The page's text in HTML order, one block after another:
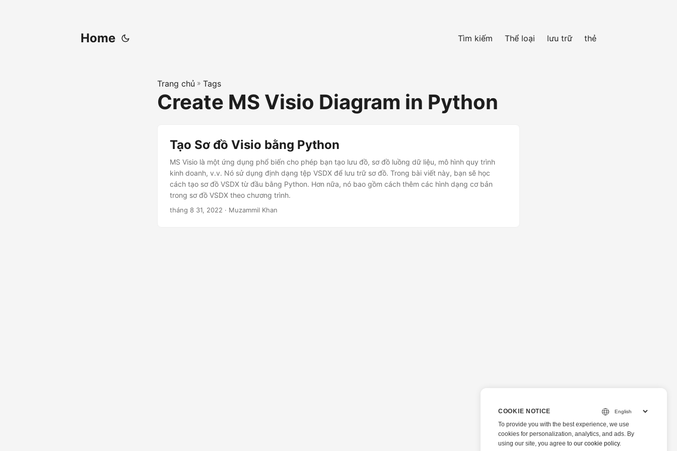
Home Tìm kiếm Thể loại lưu trữ thẻ
Trang chủ » Tags
Create MS Visio Diagram in Python
Tạo Sơ đồ Visio bằng Python
MS Visio là một ứng dụng phổ biến cho phép bạn tạo lưu đồ, sơ đồ luồng dữ liệu, mô hình quy trình
kinh doanh, v.v. Nó sử dụng định dạng tệp VSDX để lưu trữ sơ đồ. Trong bài viết này, bạn sẽ học
cách tạo sơ đồ VSDX từ đầu bằng Python. Hơn nữa, nó bao gồm cách thêm các hình dạng cơ bản
trong sơ đồ VSDX theo chương trình.
tháng 8 31, 2022 · Muzammil Khan
COOKIE NOTICE
To provide you with the best experience, we use
cookies for personalization, analytics, and ads. By
using our site, you agree to our cookie policy.